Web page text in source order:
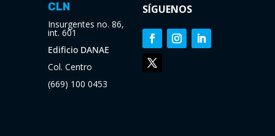
CLN
Insurgentes no. 86,
int. 601
Edificio DANAE
Col. Centro
(669) 100 0453
SÍGUENOS